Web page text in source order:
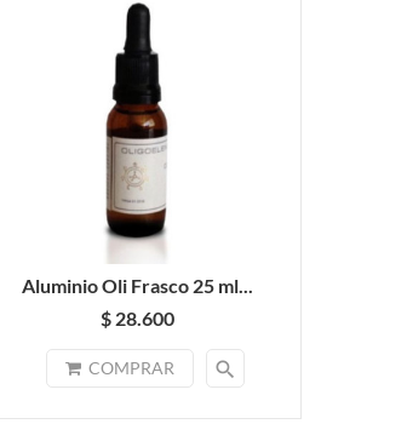
Aluminio Oli Frasco 25 ml...
$ 28.600
COMPRAR search